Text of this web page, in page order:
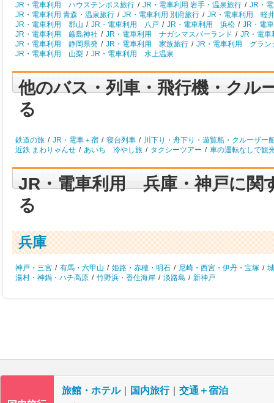
JR・電車利用 ハウステンボス旅行 / JR・電車利用 岩手・温泉旅行 / JR・
JR・電車利用 青森・温泉旅行 / JR・電車利用 別府旅行 / JR・電車利用 軽
JR・電車利用 郡山 / JR・電車利用 八戸 / JR・電車利用 浜松 / JR・電
JR・電車利用 厳島神社 / JR・電車利用 ナガシマスパーランド / JR・電
JR・電車利用 静岡県発 / JR・電車利用 家族旅行 / JR・電車利用 グラン
JR・電車利用 山梨 / JR・電車利用 水上温泉
他のバス・列車・飛行機・クル
る
鉄道の旅 / JR・電車＋宿 / 寝台列車 / 川下り・舟下り・遊覧船・クルーザー
近鉄 まわりゃんせ / あいち 冷やし旅 / タクシーツアー / 車の運転なしで観
JR・電車利用 兵庫・神戸に関
る
兵庫
神戸・三宮 / 有馬・六甲山 / 姫路・赤穂・明石 / 尼崎・西宮・伊丹・宝塚 /
湯村・神鍋・ハチ高原 / 竹野浜・香住海岸 / 淡路島 / 新神戸
旅館・ホテル｜ 国内旅行｜ 交通＋宿泊